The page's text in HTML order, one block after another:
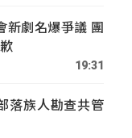
新劇名爆爭議 團
19:31
落族人勘查共管